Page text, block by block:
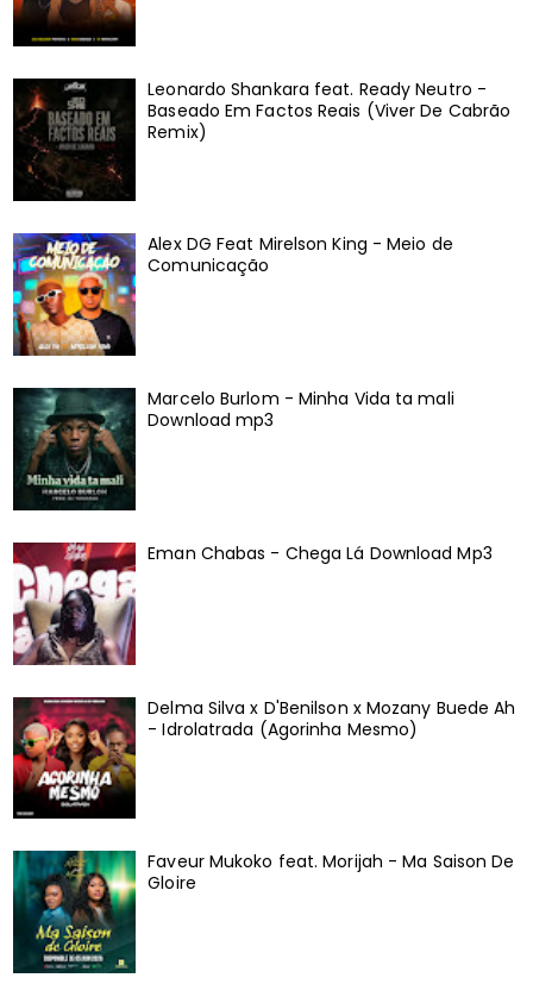
Leonardo Shankara feat. Ready Neutro -
Baseado Em Factos Reais (Viver De Cabrão
Remix)
Alex DG Feat Mirelson King - Meio de
Comunicação
Marcelo Burlom - Minha Vida ta mali
Download mp3
Eman Chabas - Chega Lá Download Mp3
Delma Silva x D'Benilson x Mozany Buede Ah
- Idrolatrada (Agorinha Mesmo)
Faveur Mukoko feat. Morijah - Ma Saison De
Gloire